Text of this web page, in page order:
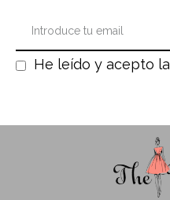
He leído y acepto la